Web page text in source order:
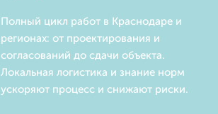
Полный цикл работ в Краснодаре и
регионах: от проектирования и
согласований до сдачи объекта.
Локальная логистика и знание норм
ускоряют процесс и снижают риски.